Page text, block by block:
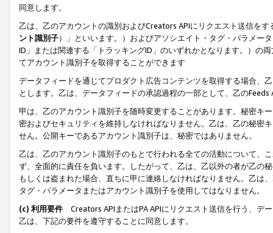
同意します。
乙は、乙のアカウントの識別およびCreators APIにリクエスト送信を
ント識別子）」といいます。）およびアソシエイト・タグ・パラメー
ID」または関連する「トラッキングID」のいずれかとなります。）の
てアカウント識別子を取得することができます
データフィードを通じてプロダクト広告コンテンツを取得する場合、
とします。乙は、データフィードの承認過程の一部として、乙の
甲は、乙のアカウント識別子を随時変更することがあります。秘密キ
密およびセキュリティを維持しなければなりません。乙は、乙の秘密
せん。公開キーであるアカウント識別子は、秘密ではありません。
乙は、乙のアカウント識別子のもとで行われる全ての活動について、
ず、全面的に責任を負います。したがって、乙は、乙以外の者が乙の
もしくは盗まれた場合、直ちに甲に連絡しなければなりません。乙は
タグ・パラメータまたはアカウント識別子を使用してはなりません。
(c) 利用要件 Creators APIまたはPA APIにリクエスト送信を行う、デ
乙は、下記の要件を遵守することに同意します。